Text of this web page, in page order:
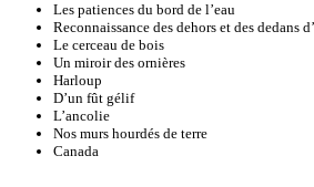
Les patiences du bord de l’eau
Reconnaissance des dehors et des dedans
Le cerceau de bois
Un miroir des ornières
Harloup
D’un fût gélif
L’ancolie
Nos murs hourdés de terre
Canada